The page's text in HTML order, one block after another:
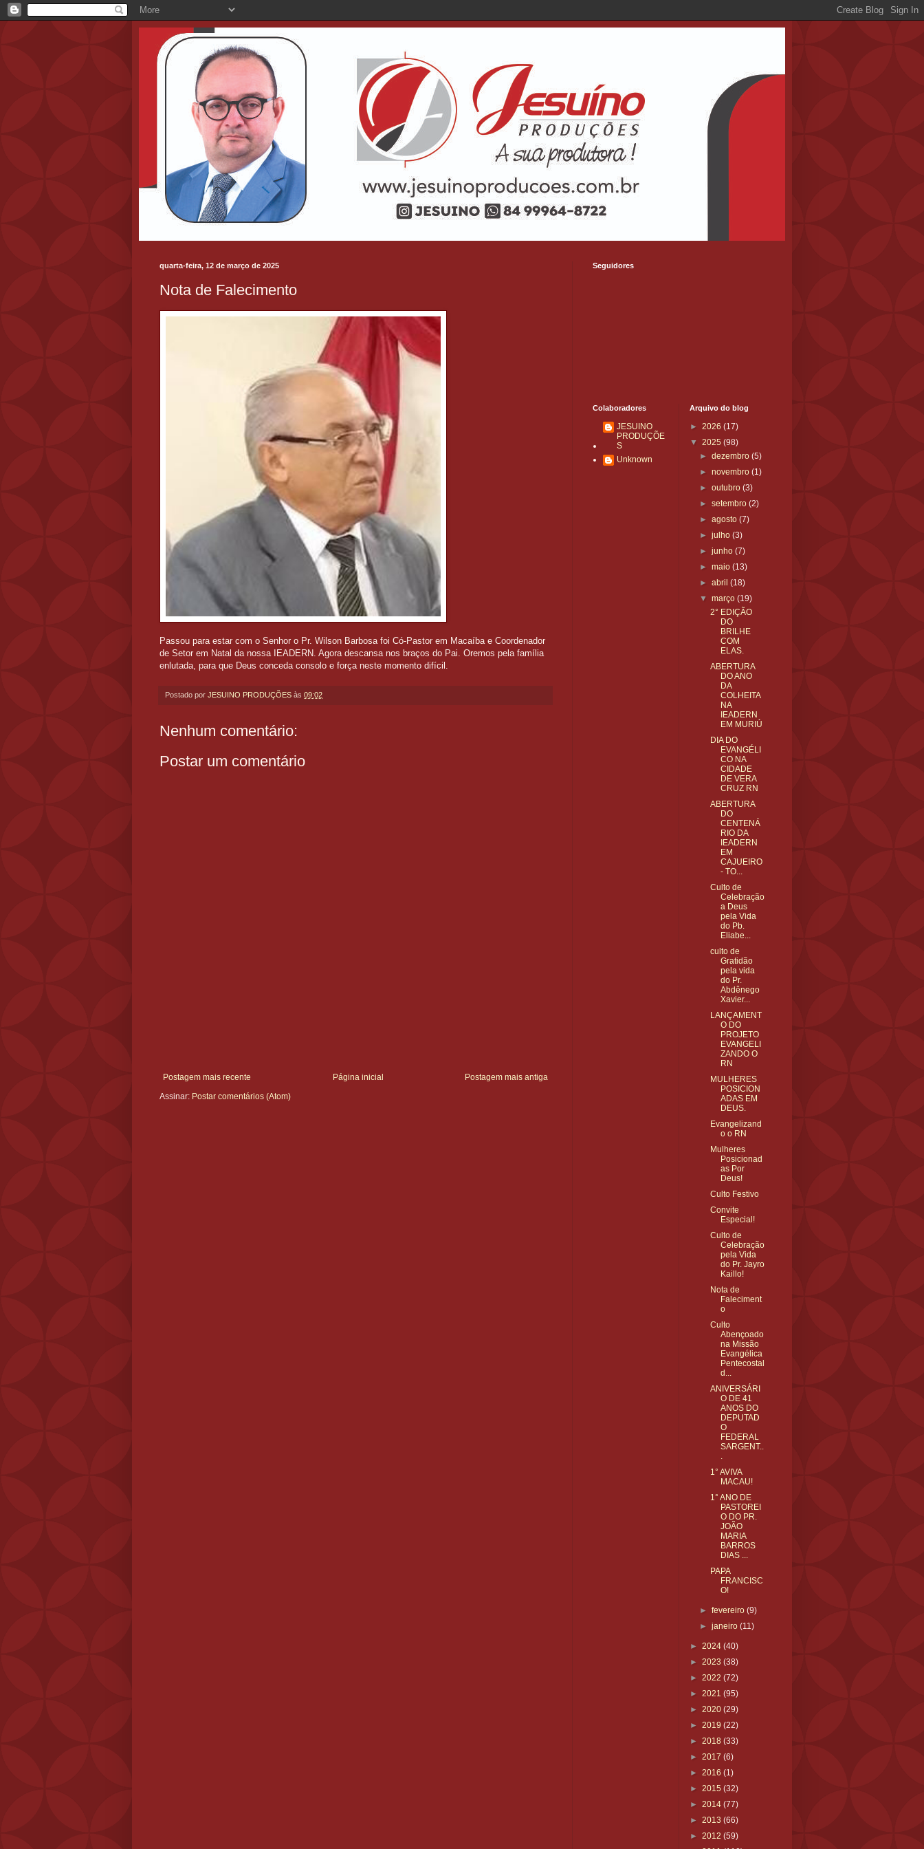
quarta-feira, 12 de março de 2025
Nota de Falecimento
Passou para estar com o Senhor o Pr. Wilson Barbosa foi Có-Pastor em Macaíba e Coordenador
de Setor em Natal da nossa IEADERN. Agora descansa nos braços do Pai. Oremos pela família
enlutada, para que Deus conceda consolo e força neste momento difícil.
Postado por JESUINO PRODUÇÕES às 09:02
Nenhum comentário:
Postar um comentário
Postagem mais recente Postagem mais antiga
Página inicial
Assinar: Postar comentários (Atom)
Seguidores
Colaboradores
JESUINO
PRODUÇÕE
S
Unknown
Arquivo do blog
► 2026 (17)
▼ 2025 (98)
►dezembro(5)
►novembro(1)
►outubro(3)
►setembro(2)
►agosto(7)
►julho(3)
►junho(7)
►maio(13)
►abril(18)
▼março(19)
2° EDIÇÃO
DO
BRILHE
COM
ELAS.
ABERTURA
DO ANO
DA
COLHEITA
NA
IEADERN
EM MURIÚ
DIA DO
EVANGÉLI
CO NA
CIDADE
DE VERA
CRUZ RN
ABERTURA
DO
CENTENÁ
RIO DA
IEADERN
EM
CAJUEIRO
- TO...
Culto de
Celebração
a Deus
pela Vida
do Pb.
Eliabe...
culto de
Gratidão
pela vida
do Pr.
Abdênego
Xavier...
LANÇAMENT
O DO
PROJETO
EVANGELI
ZANDO O
RN
MULHERES
POSICION
ADAS EM
DEUS.
Evangelizand
o o RN
Mulheres
Posicionad
as Por
Deus!
Culto Festivo
Convite
Especial!
Culto de
Celebração
pela Vida
do Pr. Jayro
Kaillo!
Nota de
Faleciment
o
Culto
Abençoado
na Missão
Evangélica
Pentecostal
d...
ANIVERSÁRI
O DE 41
ANOS DO
DEPUTAD
O
FEDERAL
SARGENT..
.
1° AVIVA
MACAU!
1° ANO DE
PASTOREI
O DO PR.
JOÃO
MARIA
BARROS
DIAS ...
PAPA
FRANCISC
O!
►fevereiro(9)
►janeiro(11)
► 2024 (40)
► 2023 (38)
► 2022 (72)
► 2021 (95)
► 2020 (29)
► 2019 (22)
► 2018 (33)
► 2017 (6)
► 2016 (1)
► 2015 (32)
► 2014 (77)
► 2013 (66)
► 2012 (59)